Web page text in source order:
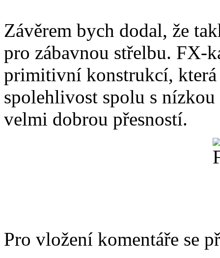
Závěrem bych dodal, že
pro zábavnou střelbu. FX-
primitivní konstrukcí, která
spolehlivost spolu s
velmi dobrou přesností.
Pro vložení komentáře se